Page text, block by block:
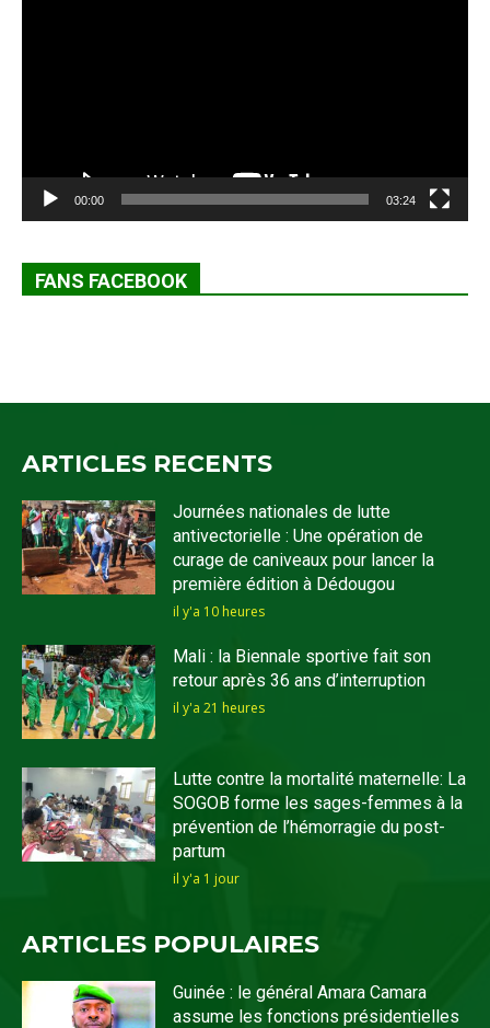
00:00 03:24
FANS FACEBOOK
ARTICLES RECENTS
Journées nationales de lutte
antivectorielle : Une opération de
curage de caniveaux pour lancer la
première édition à Dédougou
il y'a 10 heures
Mali : la Biennale sportive fait son
retour après 36 ans d’interruption
il y'a 21 heures
Lutte contre la mortalité maternelle: La
SOGOB forme les sages-femmes à la
prévention de l’hémorragie du post-
partum
il y'a 1 jour
ARTICLES POPULAIRES
Guinée : le général Amara Camara
assume les fonctions présidentielles